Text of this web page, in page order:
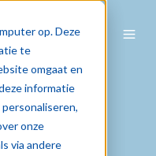
op. Deze
te
omgaat en
informatie
onze
via andere